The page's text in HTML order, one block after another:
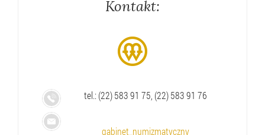
Kontakt:
tel.: (22) 583 91 75, (22) 583 91 76
gabinet_numizmatyczny